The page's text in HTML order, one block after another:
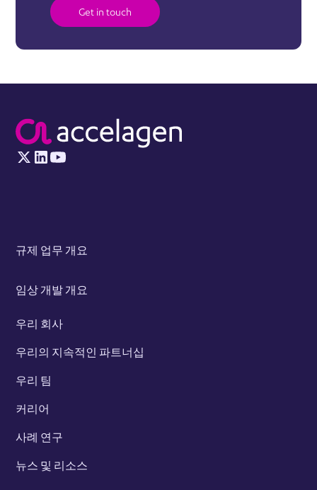
Get in touch
규제 업무 개요
임상 개발 개요
우리 회사
우리의 지속적인 파트너십
우리 팀
커리어
사례 연구
뉴스 및 리소스